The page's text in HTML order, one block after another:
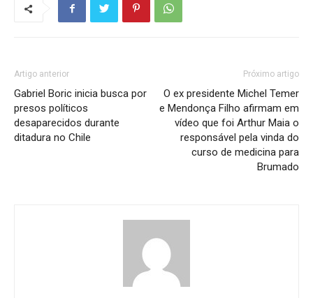
Artigo anterior
Gabriel Boric inicia busca por
presos políticos
desaparecidos durante
ditadura no Chile
Próximo artigo
O ex presidente Michel Temer
e Mendonça Filho afirmam em
vídeo que foi Arthur Maia o
responsável pela vinda do
curso de medicina para
Brumado